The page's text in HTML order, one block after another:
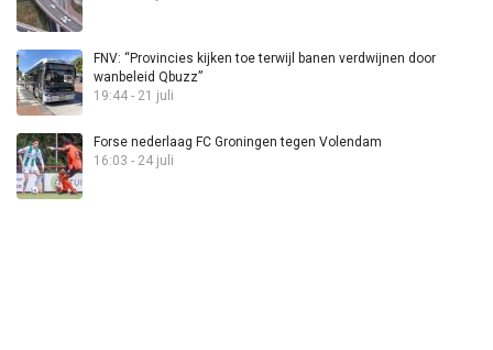
FNV: “Provincies kijken toe terwijl banen verdwijnen door
wanbeleid Qbuzz”
19:44 - 21 juli
Forse nederlaag FC Groningen tegen Volendam
16:03 - 24 juli